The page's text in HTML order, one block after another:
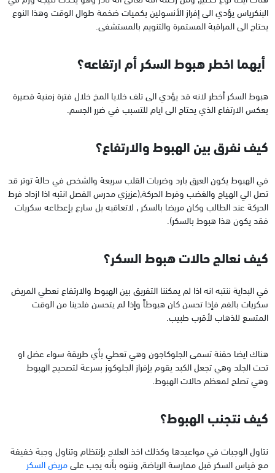
البنكرياس يؤدي الى إفراز الأنسولين بكميات ضخمة طوال الوقت وهذا النوع
يحتاج الى المراقبة المستمرة والتنويم بالمستشفى.
أيهما اخطر هبوط السكر أم ارتفاعه؟
هبوط السكر أخطر لانه قد يؤدي الى تلف خلايا المخ خلال فترة زمنية قصيرة
بعكس الارتفاع الذي يحتاج الى ايام للتسبب في ضرر الجسم.
كيف نفرق بين الهبوط والارتفاع؟
في الهبوط يكون العرق بارد وضربات القلب سريعة والشخص في حالة توتر قد
تصل الي الهياج والغضب وفرط الحركة,(عزيزي مدرس الفصل انتبه اذا ازداد فرط
الحركة عند الطالب وكان مريضا بالسكر , لاتعاقبه بل سارع بإعطاعه سكريات
فقد يكون هذا هبوط بالسكر).
كيف نعالج حالات هبوط السكر؟
في البداية ننتبه انه اذا لم يمكننا التفريق بين الهبوط والارتفاع نعطي المريض
سكريات بالفم فإذا تحسن كان هبوطاً وإذا لم يتحسن فلدينا من الوقت
المتسع للذهاب لأقرب طبيب.
هناك ايضا حقنة تسمى الجلوكاجون وهي تعطي بأي طريقة سواء عضل او
تحت الجلد وهي تجعل الكبد يقوم بإفراز الجلوكوز بسرعة لتصحيح الهبوط
وهي تصلح لمعظم حالات الهبوط.
كيف نتجنب الهبوط؟
نتاول الوجبات في مواعيدها وكذلك اخذ العلاج بإنتظام وتناول وجبة خفيفة
مع قياس السكر قبل ممارسة الرياضة, وننوه بأنه يجب علىمريض السكر